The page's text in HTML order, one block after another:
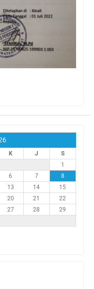
K J
S
1
6 7
8
13 14
15
20 21
22
27 28
29